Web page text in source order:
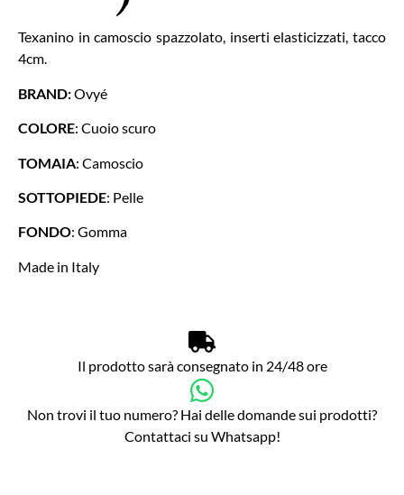
Texanino in camoscio spazzolato, inserti elasticizzati, tacco
4cm.
BRAND:Ovyé
COLORE: Cuoio scuro
TOMAIA: Camoscio
SOTTOPIEDE: Pelle
FONDO: Gomma
Made in Italy
Il prodotto sarà consegnato in 24/48 ore
Non trovi il tuo numero? Hai delle domande sui prodotti?
Contattaci su Whatsapp!